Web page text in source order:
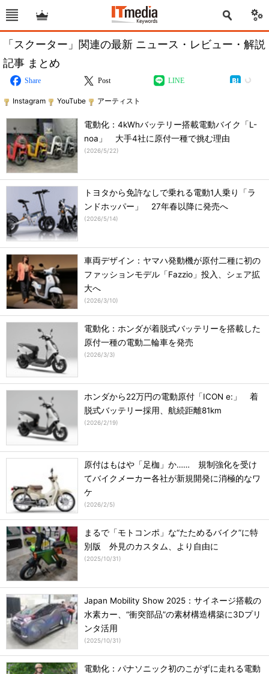
「スクーター」関連の最新 ニュース・レビュー・解説
記事 まとめ
Share Post LINE
Instagram YouTube アーティスト
電動化：4kWhバッテリー搭載電動バイク「L-
noa」 大手4社に原付一種で挑む理由
(2026/5/22)
トヨタから免許なしで乗れる電動1人乗り「ラ
ンドホッパー」 27年春以降に発売へ
(2026/5/14)
車両デザイン：ヤマハ発動機が原付二種に初の
ファッションモデル「Fazzio」投入、シェア拡
大へ
(2026/3/10)
電動化：ホンダが着脱式バッテリーを搭載した
原付一種の電動二輪車を発売
(2026/3/3)
ホンダから22万円の電動原付「ICON e:」 着
脱式バッテリー採用、航続距離81km
(2026/2/19)
原付はもはや「足枷」か…… 規制強化を受け
てバイクメーカー各社が新規開発に消極的なワ
ケ
(2026/2/5)
まるで「モトコンポ」な“たためるバイク”に特
別版 外見のカスタム、より自由に
(2025/10/31)
Japan Mobility Show 2025：サイネージ搭載の
水素カー、“衝突部品”の素材構造構築に3Dプリ
ンタ活用
(2025/10/31)
電動化：パナソニック初のこがずに走れる電動